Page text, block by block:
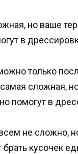
но ваше
в
только
сложная,
помогут в
не сложно,
кусочек